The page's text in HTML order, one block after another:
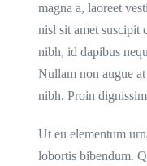
magna a, laoreet
nisl sit amet suscipit
nibh, id dapibus
Nullam non augue
nibh. Proin
Ut eu elementum
lobortis bibendum.